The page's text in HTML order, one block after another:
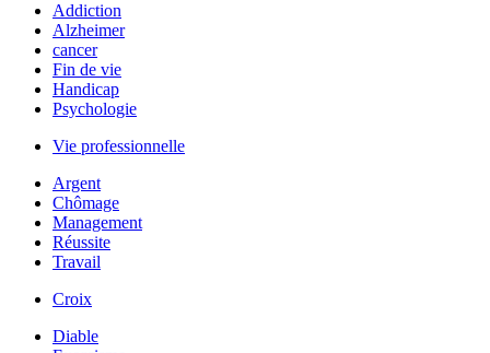
Addiction
Alzheimer
cancer
Fin de vie
Handicap
Psychologie
Vie professionnelle
Argent
Chômage
Management
Réussite
Travail
Croix
Diable